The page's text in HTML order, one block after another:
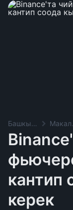
Башкы баракча
кантип
керек